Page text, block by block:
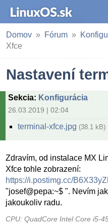
Domov Fórum
Xfce
Nastavení
Sekcia: Konfigurácia
26.03.2019 | 02:04
terminal-xfce.jpg (38.1 kB)
Zdravím, od instalace MX
Xfce tohle zobrazení:
https://i.postimg.cc/
"josef@pepa:~$ ". Nevím
jakoukoliv radu.
CPU: QuadCore Intel Core i5-